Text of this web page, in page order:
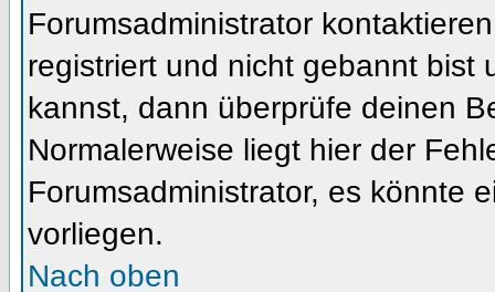
Forumsadministrator
registriert und nicht gebannt bist
kannst, dann überprüfe deinen
Normalerweise liegt hier der
Forumsadministrator, es könnte
vorliegen.
Nach oben